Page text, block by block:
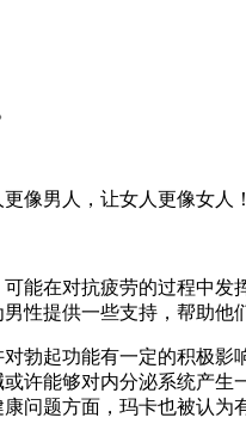
像男人，让女人更像女人！
能在对抗疲劳的过程中发
性提供一些支持，帮助他
勃起功能有一定的积极影
许能够对内分泌系统产生
问题方面，玛卡也被认为